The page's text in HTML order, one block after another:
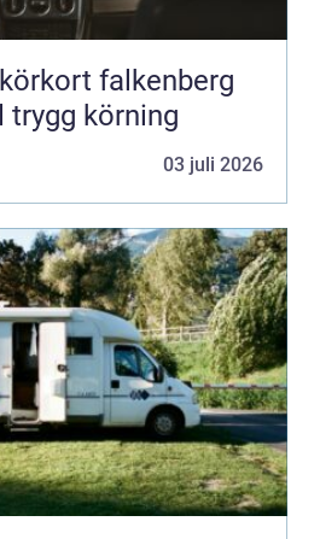
falkenberg
trygg körning
03 juli 2026